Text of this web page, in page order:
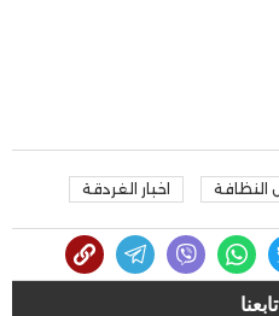
النظافة اخبار الغردقة
تابعنا